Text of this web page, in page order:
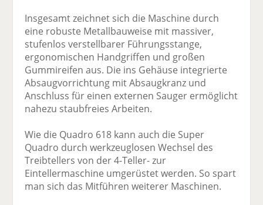
Insgesamt zeichnet sich die Maschine durch
eine robuste Metallbauweise mit massiver,
stufenlos verstellbarer Führungsstange,
ergonomischen Handgriffen und großen
Gummireifen aus. Die ins Gehäuse integrierte
Absaugvorrichtung mit Absaugkranz und
Anschluss für einen externen Sauger ermöglicht
nahezu staubfreies Arbeiten.
Wie die Quadro 618 kann auch die Super
Quadro durch werkzeuglosen Wechsel des
Treibtellers von der 4-Teller- zur
Eintellermaschine umgerüstet werden. So spart
man sich das Mitführen weiterer Maschinen.